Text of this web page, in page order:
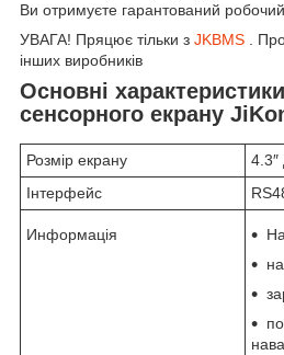
Ви отримуєте гарантований
УВАГА! Пряцює тільки з JKBMS .
інших виробників
Основні
сенсорного екрану
Розмір екрану
Інтерфейс
Информація